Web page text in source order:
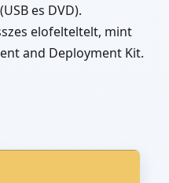
es DVD).
elofelteltelt, mint
and Deployment Kit.